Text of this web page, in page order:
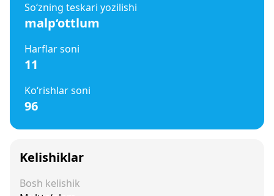
So‘zning teskari yozilishi
malp‘ottlum
Harflar soni
11
Ko‘rishlar soni
96
Kelishiklar
Bosh kelishik